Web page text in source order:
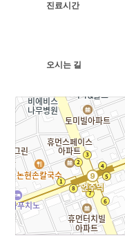
진료시간
오시는 길